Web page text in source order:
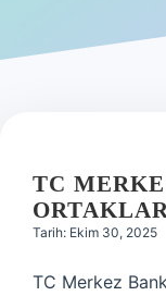
Hakkımızda
TC
Tarih: Ekim 30, 2025
TC Merkez